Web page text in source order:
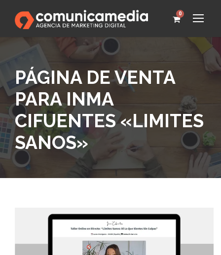
0
PÁGINA DE VENTA
PARA INMA
CIFUENTES «LIMITES
SANOS»